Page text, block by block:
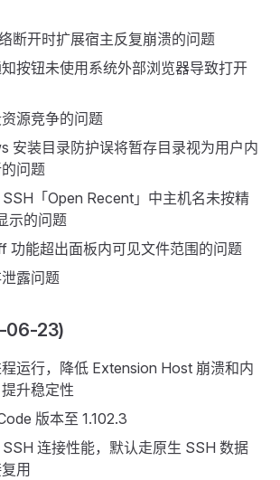
断开时扩展宿主反复崩溃的问题
按钮未使用系统外部浏览器导致打开
源竞争的问题
安装目录防护误将暂存目录视为用户内
问题
「Open Recent」中主机名未按精
示的问题
功能超出面板内可见文件范围的问题
露问题
06-23)
运行，降低 Extension Host 崩溃和内
升稳定性
版本至 1.102.3
连接性能，默认走原生 SSH 数据
用